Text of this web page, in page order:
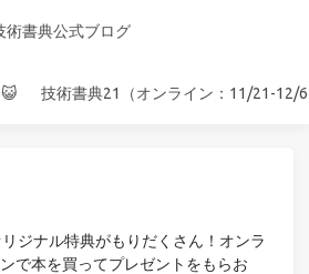
術書典公式ブログ
技術書典21（オンライン：11/21-12/
ジナル特典がもりだくさん！オンラ
で本を買ってプレゼントをもらお